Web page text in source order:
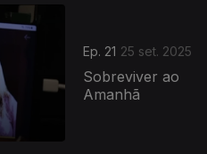
Ep. 21 25 set. 2025
Sobreviver ao
Amanhã